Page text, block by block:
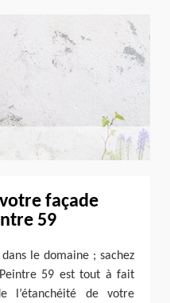
façade
59
le domaine ; sachez
59 est tout à fait
l’étanchéité de votre